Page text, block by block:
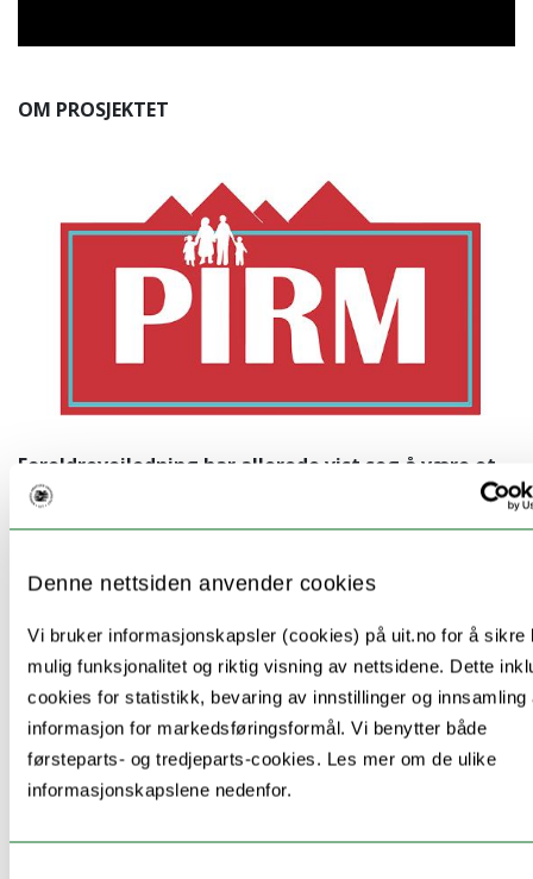
Denne nettsiden anvender cookies
Vi bruker informasjonskapsler (cookies) på uit.no for å sikre
mulig funksjonalitet og riktig visning av nettsidene. Dette
cookies for statistikk, bevaring av innstillinger og innsamling
informasjon for markedsføringsformål. Vi benytter både
førsteparts- og tredjeparts-cookies. Les mer om de ulike
informasjonskapslene nedenfor.
OM PROSJEKTET
Foreldreveiledning har allerede vist seg å være et
effektivt verktøy for å hjelpe norske foreldre til å
utvikle gode foreldreferdigheter. Nå skal
av foreldreveiledningen for familier med
flyktningbakgrunn.
Regionalt kunnskapssenter for barn og unge Nord
(RKBU Nord) skal i en femårig periode samarbeide med
de tre andre regionale kunnskapssentrene RKBU Midt-
Norge, RKBU Vest og RBUP Øst og Sør, samt
forebygging i Bufetat om å implementere og evaluere